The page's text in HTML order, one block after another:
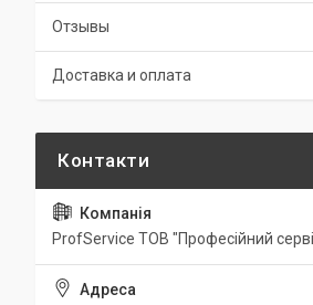
Отзывы
Доставка и оплата
ProfService ТОВ "Професійний